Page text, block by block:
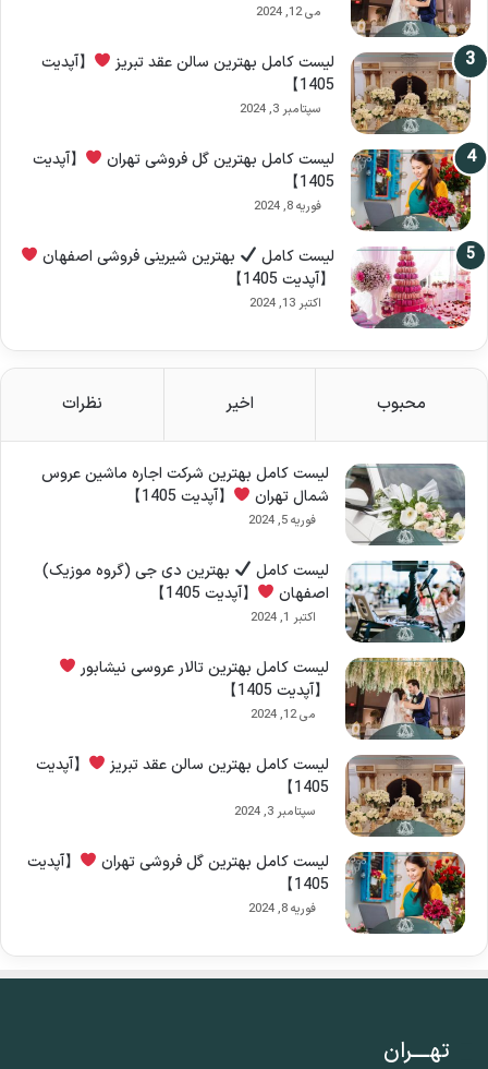
می 12, 2024
لیست کامل بهترین سالن عقد تبریز
【آپدیت
1405】
سپتامبر 3, 2024
لیست کامل بهترین گل فروشی تهران
【آپدیت
1405】
فوریه 8, 2024
لیست کامل
بهترین شیرینی فروشی اصفهان
【آپدیت 1405】
اکتبر 13, 2024
محبوب اخیر نظرات
لیست کامل بهترین شرکت اجاره ماشین عروس
شمال تهران
【آپدیت 1405】
فوریه 5, 2024
لیست کامل
بهترین دی جی (گروه موزیک)
اصفهان
【آپدیت 1405】
اکتبر 1, 2024
لیست کامل بهترین تالار عروسی نیشابور
【آپدیت 1405】
می 12, 2024
لیست کامل بهترین سالن عقد تبریز
【آپدیت
1405】
سپتامبر 3, 2024
لیست کامل بهترین گل فروشی تهران
【آپدیت
1405】
فوریه 8, 2024
تهــــران